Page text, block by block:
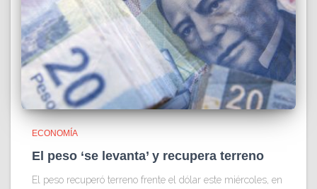
ECONOMÍA
El peso ‘se levanta’ y recupera terreno
El peso recuperó terreno frente el dólar este miércoles, en